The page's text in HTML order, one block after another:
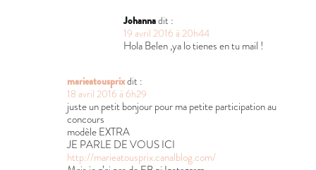
Johannadit :
19 avril 2016 à 20h44
Hola Belen ,ya lo tienes en tu mail !
marieatousprixdit :
18 avril 2016 à 6h29
juste un petit bonjour pour ma petite participation au
concours
modèle EXTRA
JE PARLE DE VOUS ICI
http://marieatousprix.canalblog.com/